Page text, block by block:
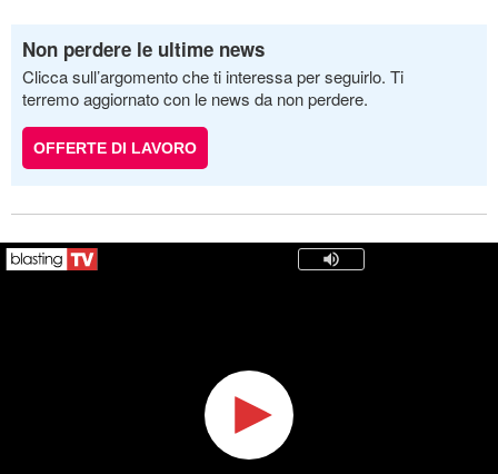
Non perdere le ultime news
Clicca sull’argomento che ti interessa per seguirlo. Ti
terremo aggiornato con le news da non perdere.
OFFERTE DI LAVORO